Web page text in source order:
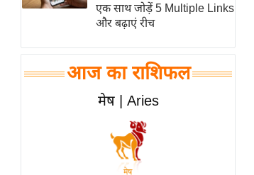
आर.
चाय पर
समीक्षा
एक साथ जोड़ें 5 Multiple Links
और बढ़ाएं रीच
आज का राशिफल
मेष | Aries